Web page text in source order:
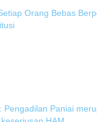
Orang Bebas
Pengadilan Paniai